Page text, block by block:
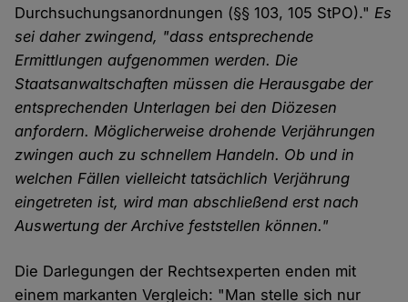
Durchsuchungsanordnungen (§§ 103, 105 StPO)." Es
sei daher zwingend, "dass entsprechende
Ermittlungen aufgenommen werden. Die
Staatsanwaltschaften müssen die Herausgabe der
entsprechenden Unterlagen bei den Diözesen
anfordern. Möglicherweise drohende Verjährungen
zwingen auch zu schnellem Handeln. Ob und in
welchen Fällen vielleicht tatsächlich Verjährung
eingetreten ist, wird man abschließend erst nach
Auswertung der Archive feststellen können."
Die Darlegungen der Rechtsexperten enden mit
einem markanten Vergleich: "Man stelle sich nur